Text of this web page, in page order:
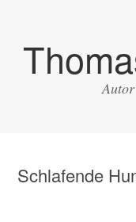
Schlafende